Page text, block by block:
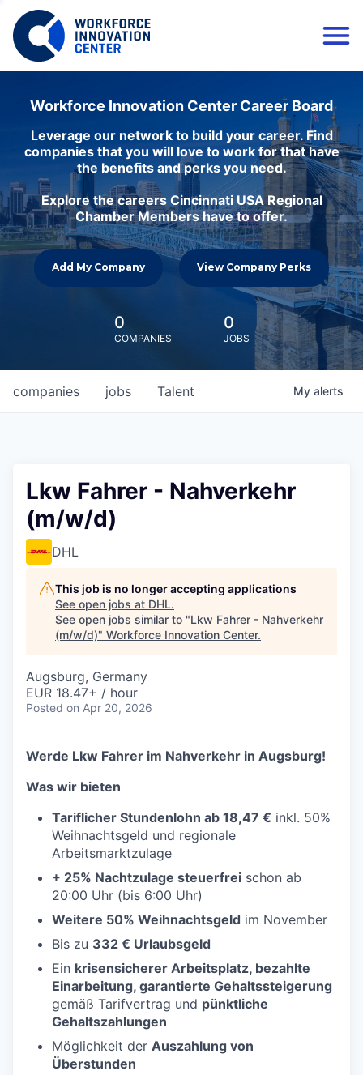
Workforce Innovation Center Career Board
Leverage our network to build your career. Find
companies that you will love to work for that have
the benefits and perks you need.
Explore the careers Cincinnati USA Regional
Chamber Members have to offer.
Add My Company View Company Perks
0
COMPANIES
0
JOBS
jobs
companies Talent My alerts
Lkw Fahrer - Nahverkehr
(m/w/d)
DHL
This job is no longer accepting applications
See open jobs at DHL.
See open jobs similar to "Lkw Fahrer - Nahverkehr
(m/w/d)" Workforce Innovation Center.
Augsburg, Germany
EUR 18.47+ / hour
Posted on Apr 20, 2026
Werde Lkw Fahrer im Nahverkehr in Augsburg!
Was wir bieten
Tariflicher Stundenlohn ab 18,47 € inkl. 50%
Weihnachtsgeld und regionale
Arbeitsmarktzulage
+ 25% Nachtzulage steuerfrei schon ab
20:00 Uhr (bis 6:00 Uhr)
Weitere 50% Weihnachtsgeld im November
Bis zu 332 € Urlaubsgeld
Ein krisensicherer Arbeitsplatz, bezahlte
Einarbeitung, garantierte Gehaltssteigerung
gemäß Tarifvertrag und pünktliche
Gehaltszahlungen
Möglichkeit der Auszahlung von
Überstunden